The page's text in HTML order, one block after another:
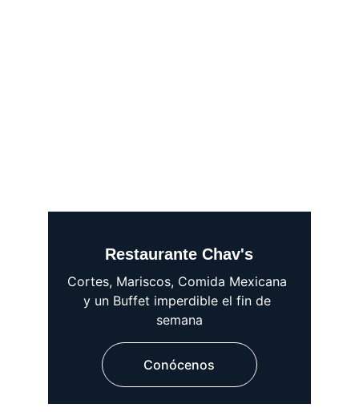
Restaurante Chav's
Cortes, Mariscos, Comida Mexicana
y un Buffet imperdible el fin de
semana
Conócenos